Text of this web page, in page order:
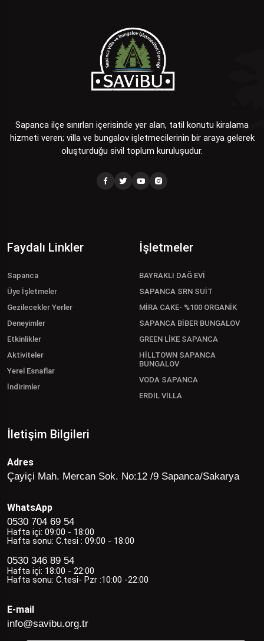
Sapanca ilçe sınırları içerisinde yer alan, tatil konutu kiralama
hizmeti veren; villa ve bungalov işletmecilerinin bir araya gelerek
oluşturduğu sivil toplum kuruluşudur.
Faydalı Linkler
Sapanca
Üye İşletmeler
Gezilecekler Yerler
Deneyimler
Etkinlikler
Aktiviteler
Yerel Esnaflar
İndirimler
İşletmeler
BAYRAKLI DAĞ EVİ
SAPANCA SRN SUİT
MİRA CAKE- %100 ORGANİK
SAPANCA BİBER BUNGALOV
GREEN LİKE SAPANCA
HİLLTOWN SAPANCA
BUNGALOV
VODA SAPANCA
ERDİL VİLLA
İletişim Bilgileri
Adres
Çayiçi Mah. Mercan Sok. No:12 /9 Sapanca/Sakarya
WhatsApp
0530 704 69 54
Hafta içi: 09:00 - 18:00
Hafta sonu: C.tesi : 09:00 - 18:00
0530 346 89 54
Hafta içi: 18:00 - 22:00
Hafta sonu: C.tesi- Pzr :10:00 -22:00
E-mail
info@savibu.org.tr